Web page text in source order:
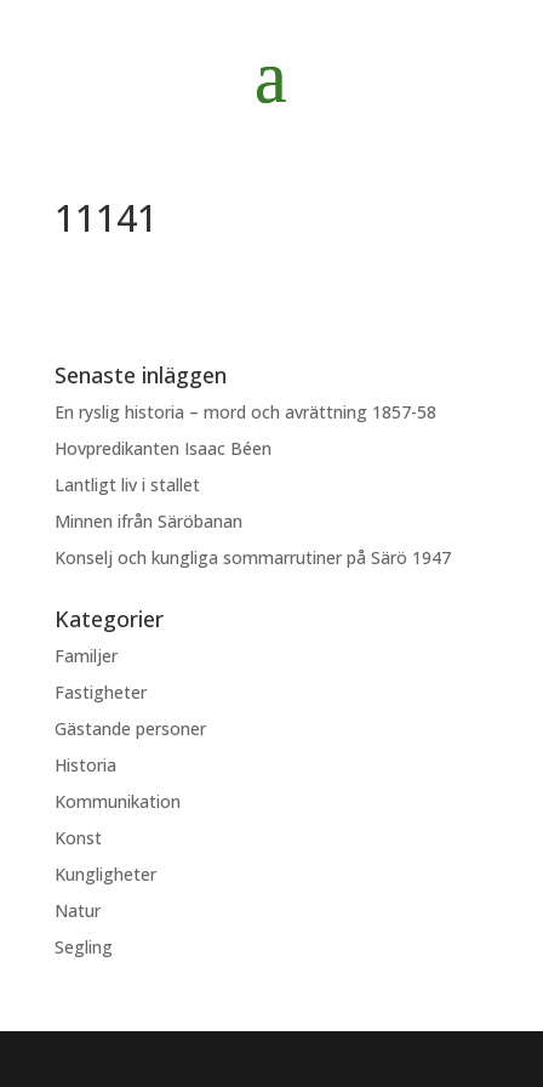
11141
Senaste inläggen
En ryslig historia – mord och avrättning 1857-58
Hovpredikanten Isaac Béen
Lantligt liv i stallet
Minnen ifrån Säröbanan
Konselj och kungliga sommarrutiner på Särö 1947
Kategorier
Familjer
Fastigheter
Gästande personer
Historia
Kommunikation
Konst
Kungligheter
Natur
Segling